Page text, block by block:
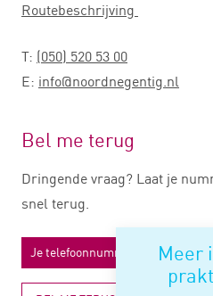
Meer
Routebeschrijving
T: (050) 520 53 00
E: info@noordnegentig.nl
Bel me terug
Dringende vraag? Laat je
snel terug.